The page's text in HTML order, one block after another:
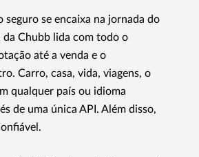
seguro se encaixa na jornada do
Chubb lida com todo o
até a venda e o
Carro, casa, vida, viagens, o
qualquer país ou idioma
de uma única API. Além disso,